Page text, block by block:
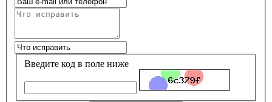
Введите код в поле ниже